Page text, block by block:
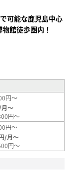
可能な鹿児島中心
館徒歩圏内！
円～
～
円～
円～
/月～
円～